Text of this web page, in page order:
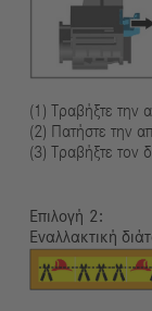
(1) Τραβήξτε την
(2) Πατήστε την
(3) Τραβήξτε τον
Επιλογή
Εναλλακτική